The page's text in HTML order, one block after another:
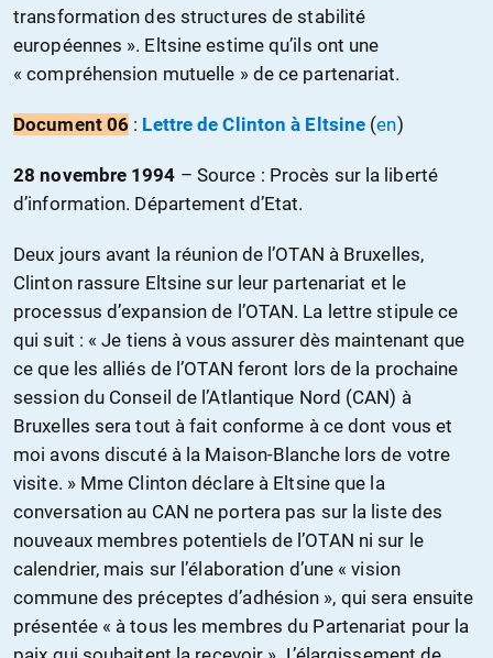
transformation des structures de stabilité
européennes ». Eltsine estime qu’ils ont une
« compréhension mutuelle » de ce partenariat.
Document 06 : Lettre de Clinton à Eltsine (en)
28 novembre 1994 – Source : Procès sur la liberté
d’information. Département d’Etat.
Deux jours avant la réunion de l’OTAN à Bruxelles,
Clinton rassure Eltsine sur leur partenariat et le
processus d’expansion de l’OTAN. La lettre stipule ce
qui suit : « Je tiens à vous assurer dès maintenant que
ce que les alliés de l’OTAN feront lors de la prochaine
session du Conseil de l’Atlantique Nord (CAN) à
Bruxelles sera tout à fait conforme à ce dont vous et
moi avons discuté à la Maison-Blanche lors de votre
visite. » Mme Clinton déclare à Eltsine que la
conversation au CAN ne portera pas sur la liste des
nouveaux membres potentiels de l’OTAN ni sur le
calendrier, mais sur l’élaboration d’une « vision
commune des préceptes d’adhésion », qui sera ensuite
présentée « à tous les membres du Partenariat pour la